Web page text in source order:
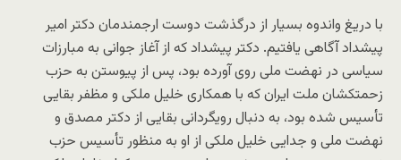
با دریغ واندوه بسیار از درگذشت دوست ارجمندمان دکتر امیر
پیشداد آگاهی یافتیم. دکتر پیشداد که از آغاز جوانی به مبارزات
سیاسی در نهضت ملی روی آورده بود، پس از پیوستن به حزب
زحمتکشان ملت ایران که با همکاری خلیل ملکی و مظفر بقایی
تأسیس شده بود، به دنبال رویگردانی بقایی از دکتر مصدق و
نهضت ملی و جدایی خلیل ملکی از او به منظور تأسیس حزب